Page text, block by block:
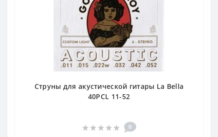
Струны для акустической гитары La Bella
40PCL 11-52
0